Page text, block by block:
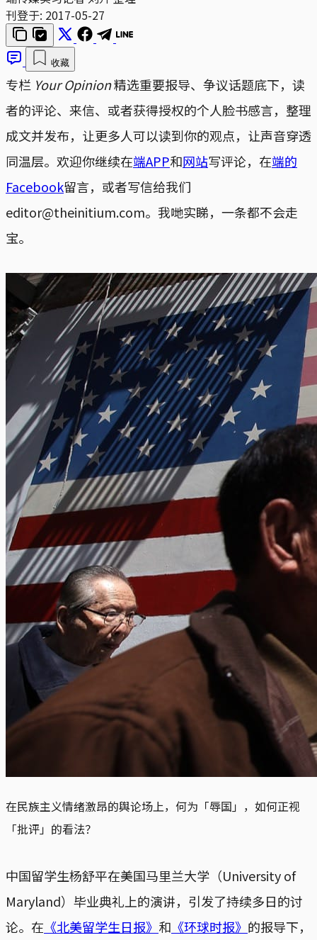
刊登于: 2017-05-27
收藏
专栏 Your Opinion精选重要报导、争议话题底下，读
者的评论、来信、或者获得授权的个人脸书感言，整理
成文并发布，让更多人可以读到你的观点，让声音穿透
同温层。欢迎你继续在端APP和网站写评论，在端的
Facebook留言，或者写信给我们
editor@theinitium.com。我哋实睇，一条都不会走
宝。
在民族主义情绪激昂的舆论场上，何为「辱国」，如何正视
「批评」的看法？
中国留学生杨舒平在美国马里兰大学（University of
Maryland）毕业典礼上的演讲，引发了持续多日的讨
论。在 《北美留学生日报》 和 《环球时报》 的报导下，